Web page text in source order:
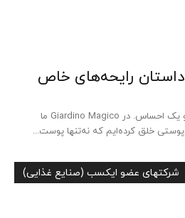
هر عطر یک داستان است، هر بو یک احساس. در Giardino Magico ما
پوستی خلق کرده‌ایم که نه‌تنها پوست...
شرکتهای عضو ایکسب (صنایع غذایی)